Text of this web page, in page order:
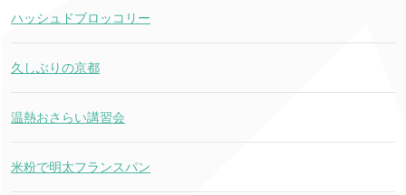
ハッシュドブロッコリー
久しぶりの京都
温熱おさらい講習会
米粉で明太フランスパン